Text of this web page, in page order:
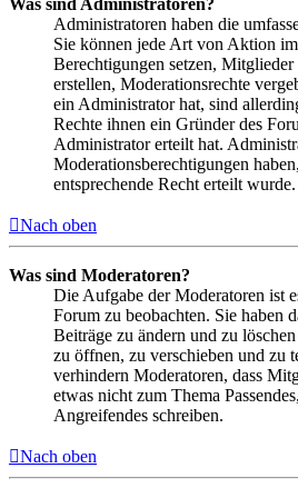
Administratoren haben die
Sie können jede Art von Aktion
Berechtigungen setzen,
erstellen, Moderationsrechte
ein Administrator hat, sind
Rechte ihnen ein Gründer des
Administrator erteilt hat.
Moderationsberechtigungen
entsprechende Recht erteilt wurde.
Nach oben
Was sind Moderatoren?
Die Aufgabe der Moderatoren ist
Forum zu beobachten. Sie haben
Beiträge zu ändern und zu
zu öffnen, zu verschieben und zu
verhindern Moderatoren, dass
etwas nicht zum Thema
Angreifendes schreiben.
Nach oben